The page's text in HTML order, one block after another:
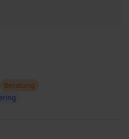
Beratung